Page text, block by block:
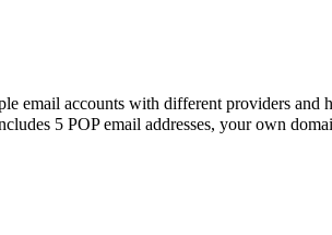
accounts with different providers and
5 POP email addresses, your own